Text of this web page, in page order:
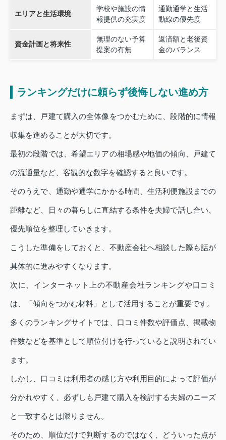
エリアと生活環境
学校や施設の情
報提供の充実度
通勤通学と生活
動線の優先度
資金計画と将来性
無理のない予算
提案の有無
返済額と老後資
金のバランス
ランキングだけに頼らず後悔しない進め方
まずは、戸建て購入の全体像をつかむために、段階的に情報
収集を進めることが大切です。
最初の段階では、希望エリアの相場感や地価の傾向、戸建て
の流通量など、客観的な数字を確認すると良いです。
そのうえで、通勤や通学にかかる時間、生活利便施設までの
距離など、日々の暮らしに直結する条件を夫婦で話し合い、
優先順位を整理していきます。
こうした準備をしておくと、不動産会社へ相談した際も話が
具体的に進みやすくなります。
次に、インターネット上の不動産会社ランキングや口コミ
は、「傾向をつかむ材料」として活用することが重要です。
多くのランキングサイトでは、口コミ件数や評価点、掲載物
件数などを基準として順位付けを行っていると説明されてい
ます。
しかし、口コミは利用者の感じ方や利用目的によって評価が
分かれやすく、必ずしも戸建て購入を検討する夫婦のニーズ
と一致するとは限りません。
そのため、順位だけで判断するのではなく、どういった点が